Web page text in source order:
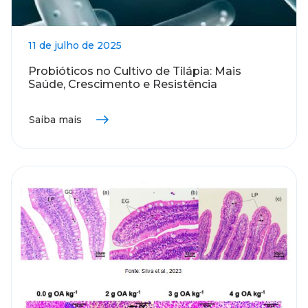
11 de julho de 2025
Probióticos no Cultivo de Tilápia: Mais
Saúde, Crescimento e Resistência
Saiba mais